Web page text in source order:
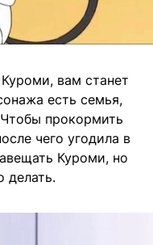
вам станет
есть семья,
прокормить
чего угодила в
Куроми, но
делать.